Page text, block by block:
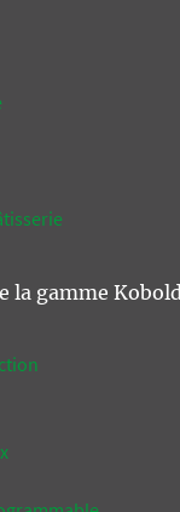
la gamme Kobold